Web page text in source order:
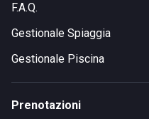
F.A.Q.
Gestionale Spiaggia
Gestionale Piscina
Prenotazioni